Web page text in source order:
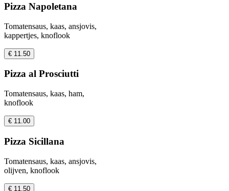
Pizza Napoletana
Tomatensaus, kaas, ansjovis,
kappertjes, knoflook
€ 11.50
Pizza al Prosciutti
Tomatensaus, kaas, ham,
knoflook
€ 11.00
Pizza Sicillana
Tomatensaus, kaas, ansjovis,
olijven, knoflook
€ 11.50